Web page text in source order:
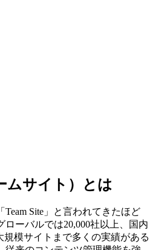
ムサイト）とは
Team Site」と言われてきたほど
ローバルでは20,000社以上、国内
規模サイトまで多くの実績がある